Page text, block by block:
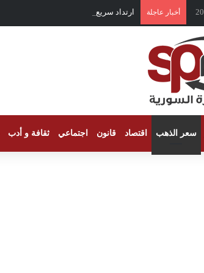
أخبار عاجلة ارتداد سريع للذهب نحو مسيرة الصعود
سعر الذهب اقتصاد قانون اجتماعي ثقافة و أدب